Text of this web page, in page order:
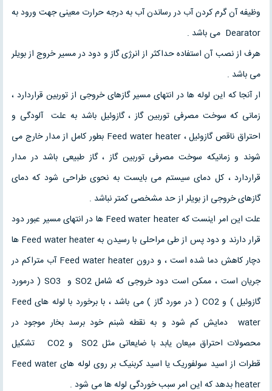
وظیفه آن گرم کردن آب در رساندن آب به درجه حرارت معینی جهت ورود به
Dearator می باشد .
هرف از نصب آن استفاده حداکثر از انرژی گاز و دود در مسیر خروج از بویلر
می باشد .
ار آنجا که این لوله ها در انتهای مسیر گازهای خروجی از توربین قراردارد ،
زمانی که سوخت مصرفی توربین گاز ، گازوئیل باشد به علت آلودگی و
احتراق ناقص گازوئیل ، Feed water heater بطور کامل از مدار خارج می
شوند و زمانیکه سوخت مصرفی توربین گاز ، گاز طبیعی باشد در مدار
قراردارد ، کل دمای سیستم می بایست به نحوی طراحی شود که دمای
گازهای خروجی از بویلر از حد مشخصی کمتر نباشد .
علت این امر اینست که Feed water heater ها در انتهای مسیر عبور دود
قرار دارند و دود پس از طی مراحلی با رسیدن به Feed water heater ها
دچار کاهش دما شده است ، و درون Feed water heater آب متراکم در
جریان است ، ممکن است دود خروجی که شامل SO2 و SO3 ( درمورد
گازوئیل ) و CO2 ( در مورد گاز ) می باشد ، با برخورد با لوله های Feed
water دمایش کم شود و به نقطه شبنم خود برسد بخار موجود در
محصولات احتراق میعان یابد با ضایعاتی مثل SO2 و CO2 تشکیل
قطرات از اسید سولفوریک یا اسید کربنیک بر روی لوله های Feed water
heater بدهد که این امر سبب خوردگی لوله ها می شود .